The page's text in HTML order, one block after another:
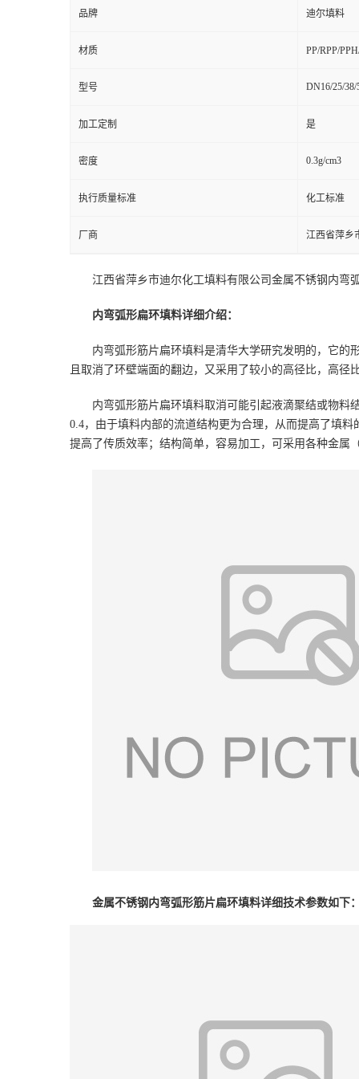
品牌 迪尔填料
材质 PP/RPP/
型号 DN16/25/38/
加工定制 是
密度 0.3g/cm3
执行质量标准 化工标准
厂商 江西省萍乡
江西省萍乡市迪尔化工填料有限公司金属不锈钢内弯
内弯弧形扁环填料详细介绍：
内弯弧形筋片扁环填料是清华大学研究发明的， 它的
且取消了环壁端面的翻边 ，又采用了较小的高径比， 高径
内弯弧形筋片扁环填料取消可能引起液滴聚结或物料
0.4，由于填料内部的流道结构更为合理，从而提高了填料
提高了传质效率；结构简单，容易加工，可采用各种金属
金属不锈钢内弯弧形筋片扁环填料详细技术参数如下